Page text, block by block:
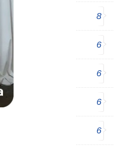
8
6
6
6
6